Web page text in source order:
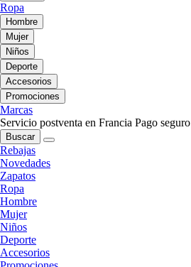
Ropa
Hombre
Mujer
Niños
Deporte
Accesorios
Promociones
Marcas
Servicio postventa en Francia Pago seguro
Buscar
Rebajas
Novedades
Zapatos
Ropa
Hombre
Mujer
Niños
Deporte
Accesorios